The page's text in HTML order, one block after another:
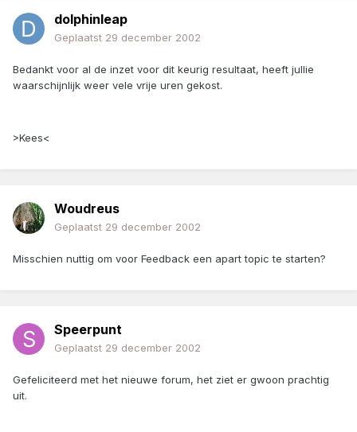
dolphinleap
Geplaatst 29 december 2002
Bedankt voor al de inzet voor dit keurig resultaat, heeft jullie
waarschijnlijk weer vele vrije uren gekost.
>Kees<
Woudreus
Geplaatst 29 december 2002
Misschien nuttig om voor Feedback een apart topic te starten?
Speerpunt
Geplaatst 29 december 2002
Gefeliciteerd met het nieuwe forum, het ziet er gwoon prachtig
uit.